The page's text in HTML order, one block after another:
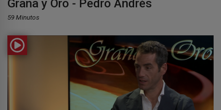
Grana y Oro - Pedro Andrés
59 Minutos